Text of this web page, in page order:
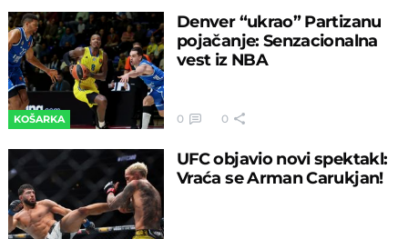
KOŠARKA
Denver “ukrao” Partizanu
pojačanje: Senzacionalna
vest iz NBA
0 0
UFC objavio novi spektakl:
Vraća se Arman Carukjan!